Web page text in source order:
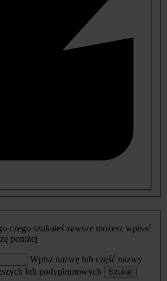
czego szukałeś zawsze możesz wpisać
poniżej
Wpisz nazwę lub część nazwy
lub podyplomowych
Szukaj